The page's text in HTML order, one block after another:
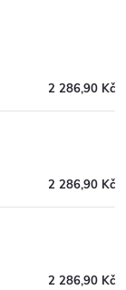
2 286,90 Kč
2 286,90 Kč
2 286,90 Kč